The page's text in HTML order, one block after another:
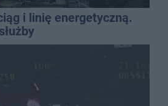
i linię energetyczną.